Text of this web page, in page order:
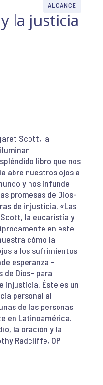
ALCANCE
la justicia
Scott, la
libro que nos
abre nuestros ojos a
y nos infunde
promesas de Dios–
de injusticia. «Las
la eucaristía y
en este
cómo la
a los sufrimientos
esperanza –
de Dios– para
injusticia. Éste es un
personal al
de las personas
en Latinoamérica.
la oración y la
Radcliffe, OP